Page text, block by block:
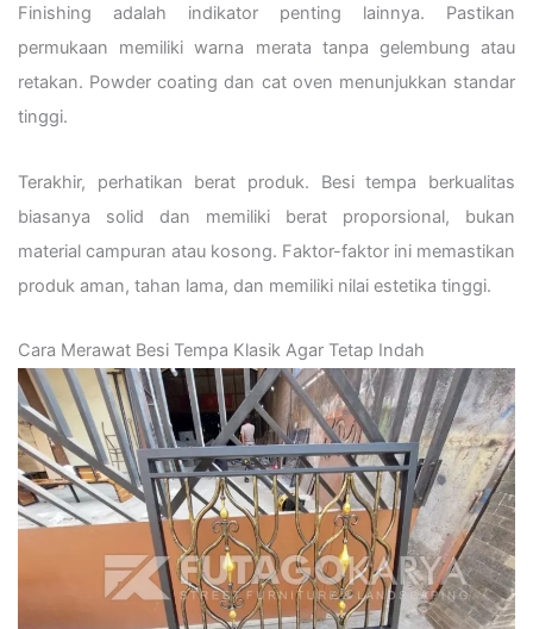
Finishing adalah indikator penting lainnya. Pastikan
permukaan memiliki warna merata tanpa gelembung atau
retakan. Powder coating dan cat oven menunjukkan standar
tinggi.
Terakhir, perhatikan berat produk. Besi tempa berkualitas
biasanya solid dan memiliki berat proporsional, bukan
material campuran atau kosong. Faktor-faktor ini memastikan
produk aman, tahan lama, dan memiliki nilai estetika tinggi.
Cara Merawat Besi Tempa Klasik Agar Tetap Indah